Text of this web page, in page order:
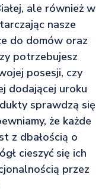
ale również w
nasze
do domów oraz
potrzebujesz
posesji, czy
dodającej uroku
sprawdzą się
że każde
z dbałością o
cieszyć się ich
przez